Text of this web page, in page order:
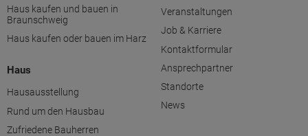
Haus kaufen und bauen in
Braunschweig
Haus kaufen oder bauen im Harz
Haus
Hausausstellung
Rund um den Hausbau
Zufriedene Bauherren
Veranstaltungen
Job & Karriere
Kontaktformular
Ansprechpartner
Standorte
News